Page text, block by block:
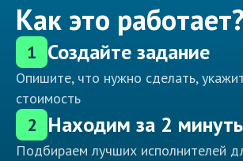
Как это работает?
1 Создайте задание
Опишите, что нужно сделать,
стоимость
2 Находим за 2
Подбираем лучших исполнителей